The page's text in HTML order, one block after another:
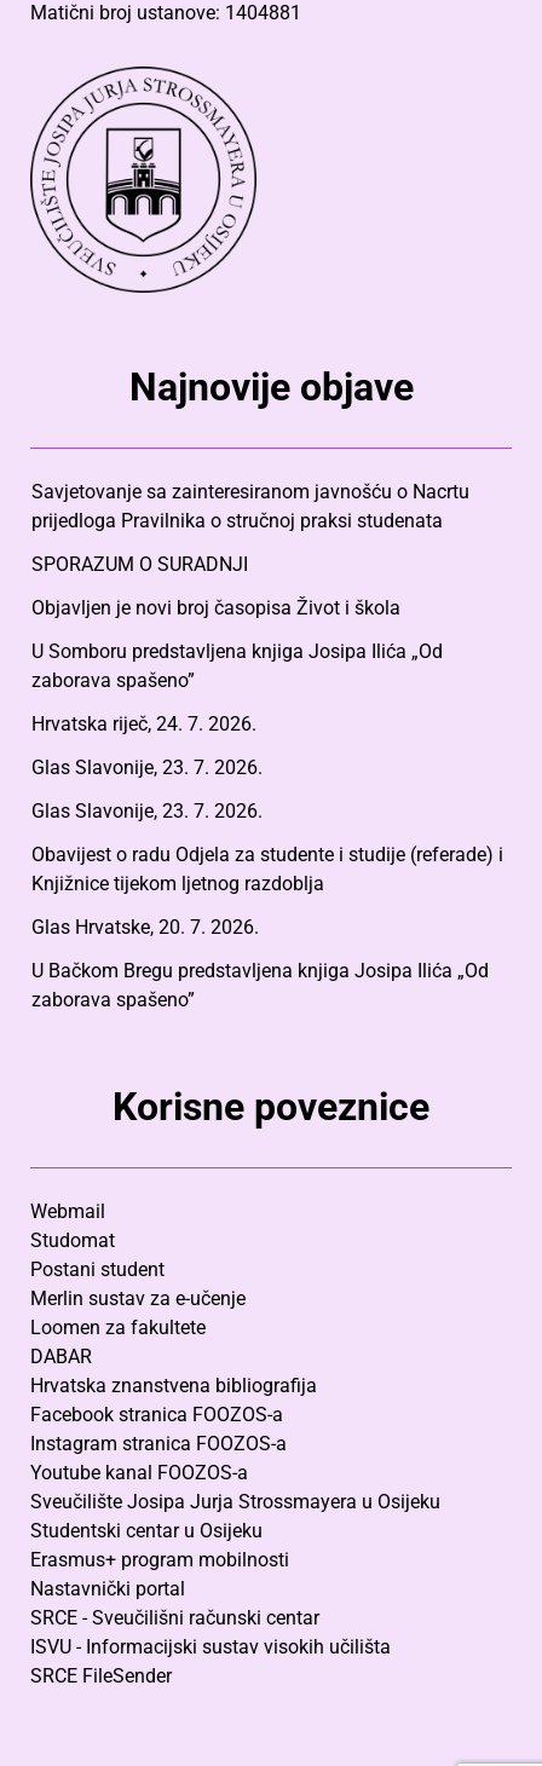
Matični broj ustanove: 1404881
Najnovije objave
Savjetovanje sa zainteresiranom javnošću o Nacrtu
prijedloga Pravilnika o stručnoj praksi studenata
SPORAZUM O SURADNJI
Objavljen je novi broj časopisa Život i škola
U Somboru predstavljena knjiga Josipa Ilića „Od
zaborava spašeno”
Hrvatska riječ, 24. 7. 2026.
Glas Slavonije, 23. 7. 2026.
Glas Slavonije, 23. 7. 2026.
Obavijest o radu Odjela za studente i studije (referade) i
Knjižnice tijekom ljetnog razdoblja
Glas Hrvatske, 20. 7. 2026.
U Bačkom Bregu predstavljena knjiga Josipa Ilića „Od
zaborava spašeno”
Korisne poveznice
Webmail
Studomat
Postani student
Merlin sustav za e-učenje
Loomen za fakultete
DABAR
Hrvatska znanstvena bibliografija
Facebook stranica FOOZOS-a
Instagram stranica FOOZOS-a
Youtube kanal FOOZOS-a
Sveučilište Josipa Jurja Strossmayera u Osijeku
Studentski centar u Osijeku
Erasmus+ program mobilnosti
Nastavnički portal
SRCE - Sveučilišni računski centar
ISVU - Informacijski sustav visokih učilišta
SRCE FileSender